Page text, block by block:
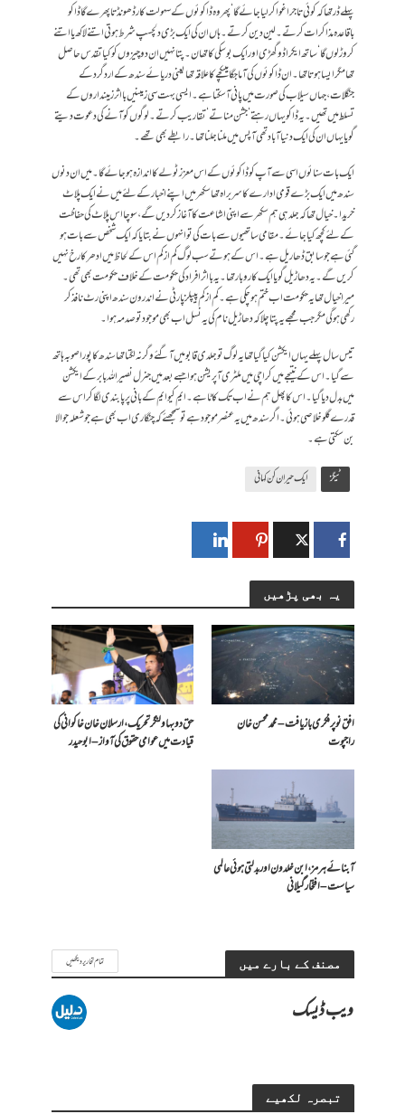
پہلے ڈر تھا کہ کوئی تاجر اغوا کر لیا جائے گا‘ پھر وہ ڈاکوئوں کے سہولت کار ڈھونڈتا پھرے گا ڈاکو
باقاعدہ مذاکرات کرتے ۔لین دین کرتے۔ہاں ان کی ایک بڑی دلچسپ شرط ہوتی اتنے لاکھ یا اتنے
کروڑ لوں گا‘ ساتھ ایکراڈو گھڑی اور ایک بوسکی کا تھان۔پتا نہیں ان دو چیزوں کو کیا تقدس حاصل
تھا مگر ایسا ہوتا تھا۔ ان ڈاکوئوں کی آماجگاہیںکچے کا علاقہ تھا یعنی دریائے سندھ کے اردگرد کے
جنگلات، جہاں سیلاب کی صورت میں پانی آ سکتا ہے۔ایسی بہت سی زمینیں بااثر زمینداروں کے
تسلط میں تھیں۔یہ ڈاکو یہاں رہتے ‘ جشن مناتے‘ تقاریب کرتے۔لوگوں کو آنے کی دعوت دیتے
گویا یہاں ان کی ایک دنیا آباد تھی آپس میں ملنا جلنا تھا۔رابطے بھی تھے۔
ایک بات سنائوں اسی سے آپ کو ڈاکوئوں کے اس معزز ٹولے کا اندازہ ہو جائے گا۔ میں ان دنوں
سندھ میں ایک بڑے قومی ادارے کا سربراہ تھا سکھر میں اپنے اخبار کے لئے میں نے ایک پلاٹ
خریدا۔خیال تھا کہ جلد ہی ہم سکھر سے اپنی اشاعت کا آغاز کر دیں گے، سوچا اس پلاٹ کی حفاظت
کے لئے کچھ کیا جائے۔ مقامی ساتھیوں سے بات کی تو انہوں نے بتایا کہ ایک شخص سے بات ہو
گئی ہے جو سابق ڈھا ریل ہے۔اس کے ہوتے سب لوگ کم از کم اس کے لحاظ میں ادھر کا رخ نہیں
کریں گے۔یہ دھاڑیل گویا ایک کاروبار تھا۔یہ بااثر افراد کی حکومت کے خلاف حکومت بھی تھی۔
میرا خیال تھا یہ حکومت اب ختم ہو چکی ہے۔کم از کم پیپلز پارٹی نے اندرون سندھ اپنی رٹ نافذ کر
رکھی ہو گی مگر جب مجھے یہ پتا چلا کہ دھاڑیل نام کی یہ نسل اب بھی موجود تو صدمہ ہوا۔
تیس سال پہلے یہاں ایکشن کیا گیا تھا یہ لوگ تو جلدی قابو میں آ گئے وگرنہ لگتا تھا سندھ کا پورا صوبہ ہاتھ
سے گیا۔اس کے نتیجے میں کراچی میں ملٹری آپریشن ہوا جسے بعدمیں جنرل نصیراللہ بابر کے ایکشن
میں بدل دیا گیا۔اس کا پھل ہم نے اب تک کاٹا ہے۔ایم کیو ایم کے بانی پر پابندی لگا کر اس سے
قدرے گلو خلاصی ہوئی۔اگر سندھ میں یہ عنصر موجود ہے تو سمجھئے کہ چنگاری اب بھی ہے جو شعلہ جوالا
بن سکتی ہے۔
ٹیگز ایک حیران کن کہانی
یہ بھی پڑھیں
افق نو پر فکری بازیافت – محمد محسن خان
راجپوت
حق دو بہاولنگر تحریک، ارسلان خان خاکوانی کی
قیادت میں عوامی حقوق کی آواز – ابو حیدر
آبنائے ہرمز، ابن خلدون اور بدلتی ہوئی عالمی
سیاست – افتخار گیلانی
مصنف کے بارے میں تمام تحاریر دیکھیں
ویب ڈیسک
تبصرہ لکھیے